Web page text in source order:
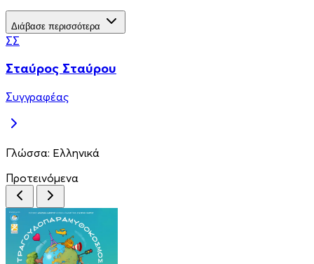
Διάβασε περισσότερα
ΣΣ
Σταύρος Σταύρου
Συγγραφέας
Γλώσσα: Ελληνικά
Προτεινόμενα